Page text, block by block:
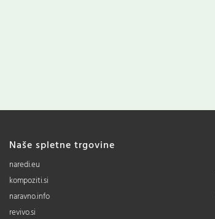
Naše spletne trgovine
naredi.eu
kompoziti.si
naravno.info
revivo.si